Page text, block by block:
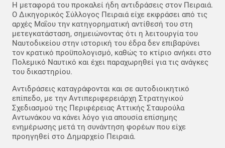
Η μεταφορά του προκαλεί ήδη αντιδράσεις στον Πειραιά.
Ο Δικηγορικός Σύλλογος Πειραιά είχε εκφράσει από τις
αρχές Μαΐου την κατηγορηματική αντίθεσή του στη
μετεγκατάσταση, σημειώνοντας ότι η λειτουργία του
Ναυτοδικείου στην ιστορική του έδρα δεν επιβαρύνει
τον κρατικό προϋπολογισμό, καθώς το κτίριο ανήκει στο
Πολεμικό Ναυτικό και έχει παραχωρηθεί για τις ανάγκες
του δικαστηρίου.
Αντιδράσεις καταγράφονται και σε αυτοδιοικητικό
επίπεδο, με την Αντιπεριφερειάρχη Στρατηγικού
Σχεδιασμού της Περιφέρειας Αττικής Σταυρούλα
Αντωνάκου να κάνει λόγο για απουσία επίσημης
ενημέρωσης μετά τη συνάντηση φορέων που είχε
προηγηθεί στο Δημαρχείο Πειραιά.